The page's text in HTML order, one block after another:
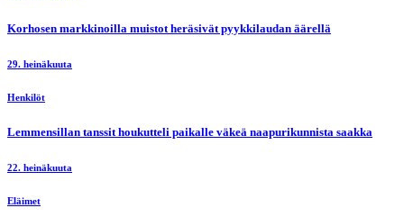
Korhosen markkinoilla muistot heräsivät pyykkilaudan äärellä
29. heinäkuuta
Henkilöt
Lemmensillan tanssit houkutteli paikalle väkeä naapurikunnista saakka
22. heinäkuuta
Eläimet